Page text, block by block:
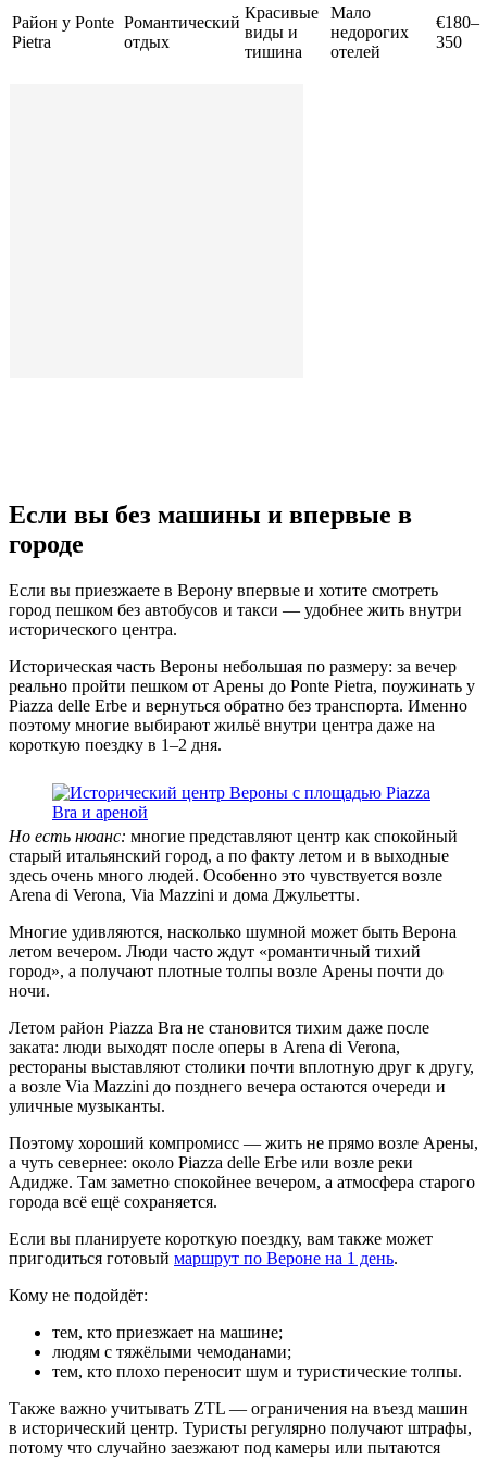
Район у Ponte
Pietra
Романтический
отдых
Красивые
виды и
тишина
Мало
недорогих
отелей
€180–
350
Если вы без машины и впервые в
городе
Если вы приезжаете в Верону впервые и хотите смотреть
город пешком без автобусов и такси — удобнее жить внутри
исторического центра.
Историческая часть Вероны небольшая по размеру: за вечер
реально пройти пешком от Арены до Ponte Pietra, поужинать у
Piazza delle Erbe и вернуться обратно без транспорта. Именно
поэтому многие выбирают жильё внутри центра даже на
короткую поездку в 1–2 дня.
Но есть нюанс: многие представляют центр как спокойный
старый итальянский город, а по факту летом и в выходные
здесь очень много людей. Особенно это чувствуется возле
Arena di Verona, Via Mazzini и дома Джульетты.
Многие удивляются, насколько шумной может быть Верона
летом вечером. Люди часто ждут «романтичный тихий
город», а получают плотные толпы возле Арены почти до
ночи.
Летом район Piazza Bra не становится тихим даже после
заката: люди выходят после оперы в Arena di Verona,
рестораны выставляют столики почти вплотную друг к другу,
а возле Via Mazzini до позднего вечера остаются очереди и
уличные музыканты.
Поэтому хороший компромисс — жить не прямо возле Арены,
а чуть севернее: около Piazza delle Erbe или возле реки
Адидже. Там заметно спокойнее вечером, а атмосфера старого
города всё ещё сохраняется.
Если вы планируете короткую поездку, вам также может
пригодиться готовый маршрут по Вероне на 1 день.
Кому не подойдёт:
тем, кто приезжает на машине;
людям с тяжёлыми чемоданами;
тем, кто плохо переносит шум и туристические толпы.
Также важно учитывать ZTL — ограничения на въезд машин
в исторический центр. Туристы регулярно получают штрафы,
потому что случайно заезжают под камеры или пытаются